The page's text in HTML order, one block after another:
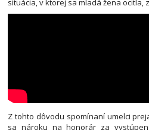
situácia, v ktorej sa mladá žena ocitla,
Z tohto dôvodu spomínaní umelci
sa nároku na honorár za